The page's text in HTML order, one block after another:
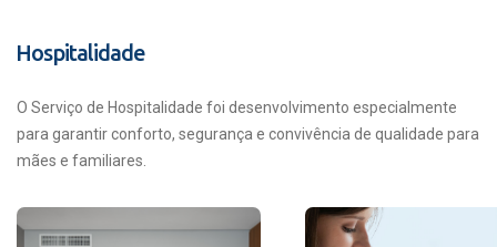
Hospitalidade
O Serviço de Hospitalidade foi desenvolvimento especialmente
para garantir conforto, segurança e convivência de qualidade para
mães e familiares.